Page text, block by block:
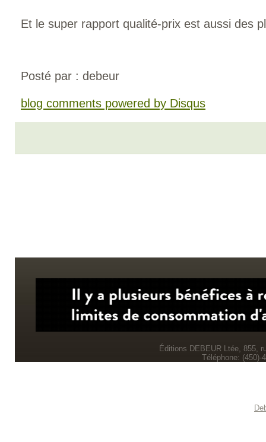
Et le super rapport qualité-prix est aussi des
Posté par : debeur
blog comments powered by Disqus
Éditions DEBEUR Ltée, 855,
Téléphone: (450)-